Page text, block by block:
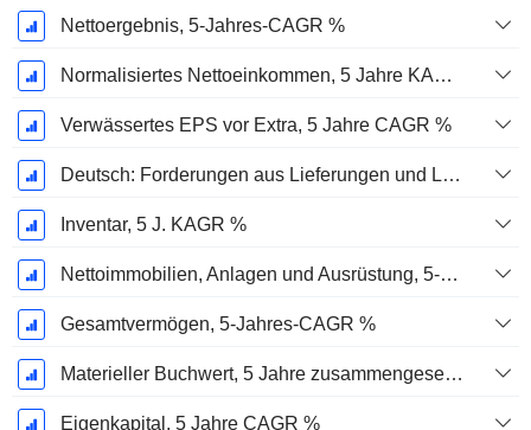
Nettoergebnis, 5-Jahres-CAGR %
Normalisiertes Nettoeinkommen, 5 Jahre KAGR %
Verwässertes EPS vor Extra, 5 Jahre CAGR %
Deutsch: Forderungen aus Lieferungen und Leistungen, 5-Jahres-CAGR %
Inventar, 5 J. KAGR %
Nettoimmobilien, Anlagen und Ausrüstung, 5-Jahres-CAGR %
Gesamtvermögen, 5-Jahres-CAGR %
Materieller Buchwert, 5 Jahre zusammengesetzte jährliche Wachstumsrate %
Eigenkapital, 5 Jahre CAGR %